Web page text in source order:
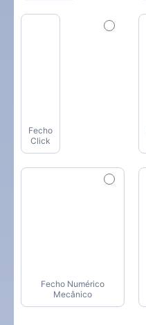
Fecho
Click
Fecho Numérico
Mecânico